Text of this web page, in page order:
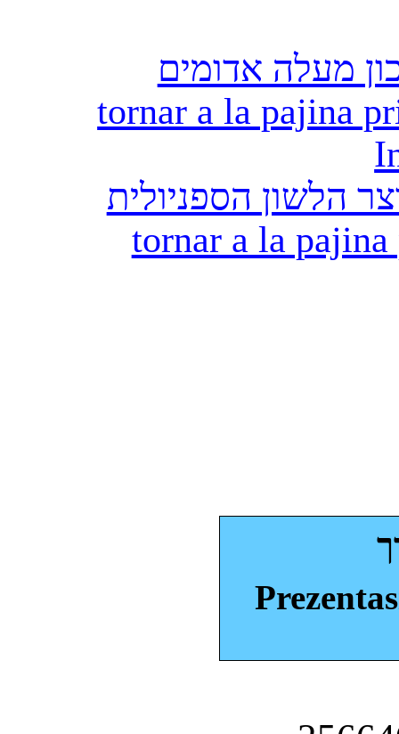
מעלה אדומים
tornar a la pajina
הלשון הספניולית
tornar a la